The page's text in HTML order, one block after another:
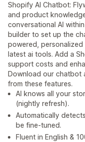
Shopify AI Chatbot:
and product
conversational AI
builder to set up the
powered,
latest ai tools. Add a
support costs and
Download our chatbot
from these features.
AI knows all your
(nightly refresh).
Automatically
be fine-tuned.
Fluent in English &